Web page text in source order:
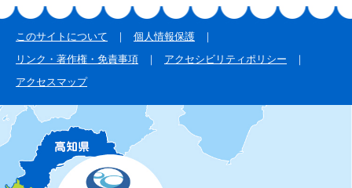
このサイトについて
個人情報保護
リンク・著作権・免責事項
アクセシビリティポリシー
アクセスマップ